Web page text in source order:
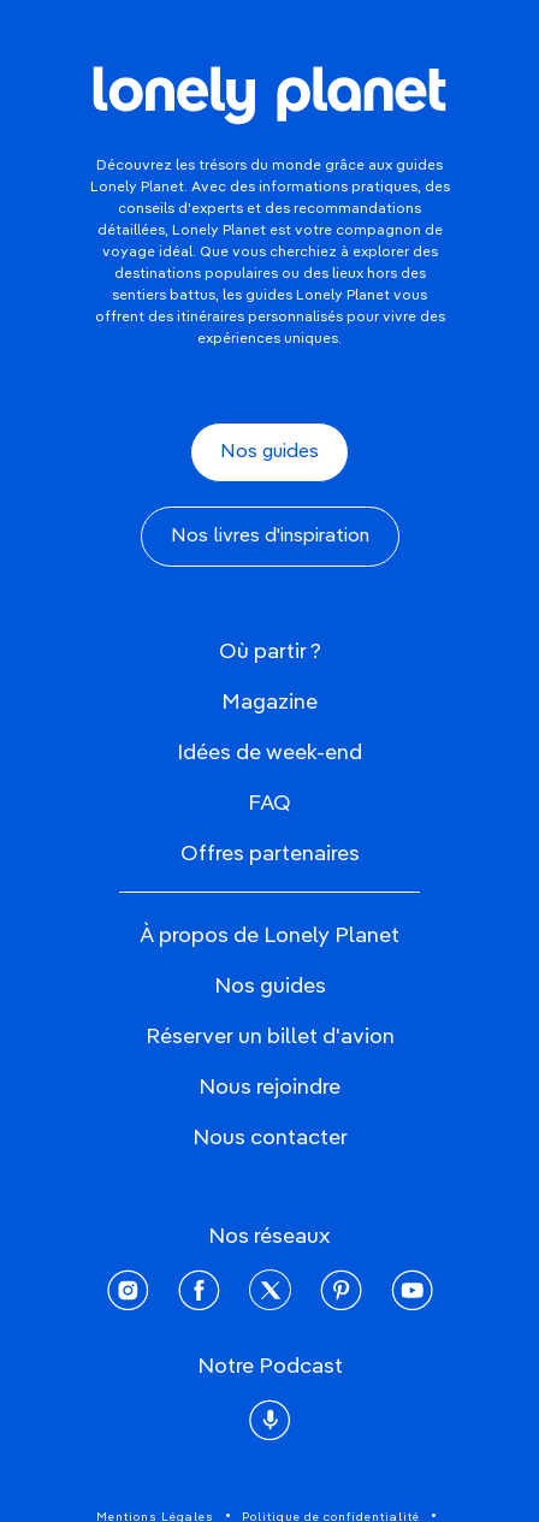
Découvrez les trésors du monde grâce aux guides
Lonely Planet. Avec des informations pratiques, des
conseils d'experts et des recommandations
détaillées, Lonely Planet est votre compagnon de
voyage idéal. Que vous cherchiez à explorer des
destinations populaires ou des lieux hors des
sentiers battus, les guides Lonely Planet vous
offrent des itinéraires personnalisés pour vivre des
expériences uniques.
Nos guides
Nos livres d'inspiration
Où partir ?
Magazine
Idées de week-end
FAQ
Offres partenaires
À propos de Lonely Planet
Nos guides
Réserver un billet d'avion
Nous rejoindre
Nous contacter
Nos réseaux
instagramfacebooktwitter pinterestyoutube
Notre Podcast
Podcast
Mentions Légales Politique de confidentialité